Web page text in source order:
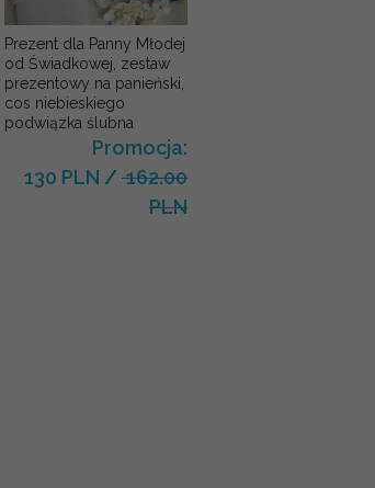
Prezent dla Panny Młodej
od Świadkowej, zestaw
prezentowy na panieński,
cos niebieskiego
podwiązka ślubna
Promocja:
130 PLN / 162.00
PLN